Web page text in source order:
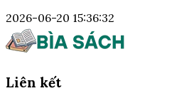
2026-06-20 15:36:32
Liên kết